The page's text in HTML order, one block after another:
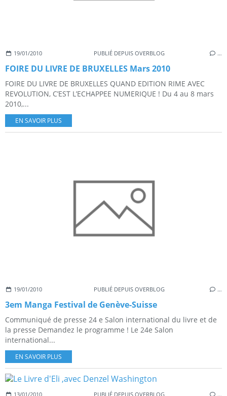
19/01/2010 PUBLIÉ DEPUIS OVERBLOG …
FOIRE DU LIVRE DE BRUXELLES Mars 2010
FOIRE DU LIVRE DE BRUXELLES QUAND EDITION RIME AVEC
REVOLUTION, C’EST L’ECHAPPEE NUMERIQUE ! Du 4 au 8 mars
2010,...
EN SAVOIR PLUS
19/01/2010 PUBLIÉ DEPUIS OVERBLOG …
3em Manga Festival de Genève-Suisse
Communiqué de presse 24 e Salon international du livre et de
la presse Demandez le programme ! Le 24e Salon
international...
EN SAVOIR PLUS
13/01/2010 PUBLIÉ DEPUIS OVERBLOG …